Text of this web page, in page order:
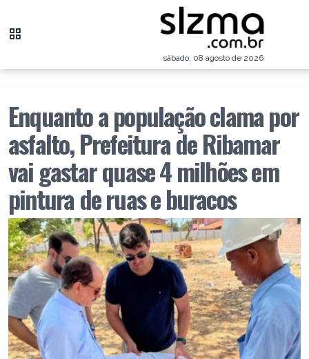
sábado, 08 agosto de 2026
Enquanto a população clama por
asfalto, Prefeitura de Ribamar
vai gastar quase 4 milhões em
pintura de ruas e buracos